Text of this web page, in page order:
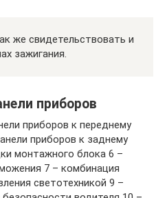
же свидетельствовать и
зажигания.
приборов
приборов к переднему
приборов к заднему
монтажного блока 6 –
7 – комбинация
светотехникой 9 –